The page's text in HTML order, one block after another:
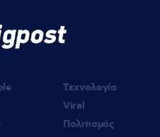
Τεχνολογία
Viral
Πολιτισμός